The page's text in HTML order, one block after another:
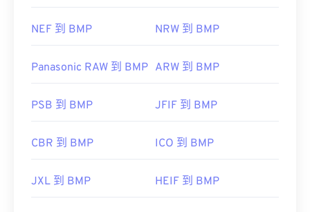
NEF 到 BMP NRW 到 BMP
Panasonic RAW 到 BMP ARW 到 BMP
PSB 到 BMP JFIF 到 BMP
CBR 到 BMP ICO 到 BMP
JXL 到 BMP HEIF 到 BMP